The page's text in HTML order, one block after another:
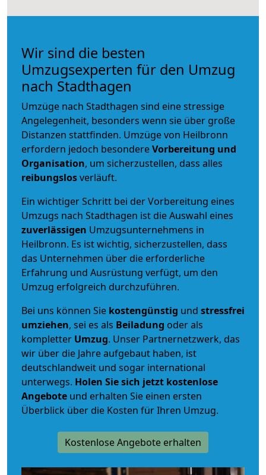
Wir sind die besten
Umzugsexperten für den Umzug
nach Stadthagen
Umzüge nach Stadthagen sind eine stressige
Angelegenheit, besonders wenn sie über große
Distanzen stattfinden. Umzüge von Heilbronn
erfordern jedoch besondereVorbereitung und
Organisation, um sicherzustellen, dass alles
reibungslosverläuft.
Ein wichtiger Schritt bei der Vorbereitung eines
Umzugs nach Stadthagen ist die Auswahl eines
zuverlässigen Umzugsunternehmens in
Heilbronn. Es ist wichtig, sicherzustellen, dass
das Unternehmen über die erforderliche
Erfahrung und Ausrüstung verfügt, um den
Umzug erfolgreich durchzuführen.
Bei uns können Sie kostengünstig und stressfrei
umziehen, sei es als Beiladung oder als
kompletter Umzug. Unser Partnernetzwerk, das
wir über die Jahre aufgebaut haben, ist
deutschlandweit und sogar international
unterwegs. Holen Sie sich jetzt kostenlose
Angebote und erhalten Sie einen ersten
Überblick über die Kosten für Ihren Umzug.
Kostenlose Angebote erhalten